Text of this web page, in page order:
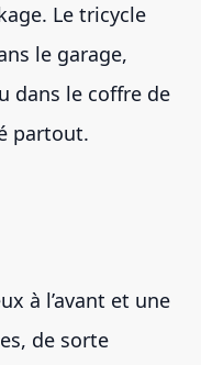
Le tricycle
le garage,
dans le coffre de
partout.
à l’avant et une
de sorte